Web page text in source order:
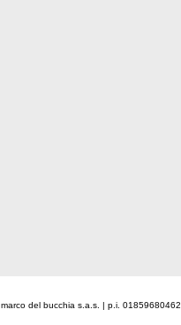
marco del bucchia s.a.s. | p.i. 01859680462